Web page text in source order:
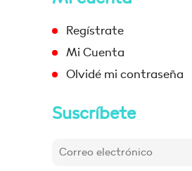
Regístrate
Mi Cuenta
Olvidé mi contraseña
Suscríbete